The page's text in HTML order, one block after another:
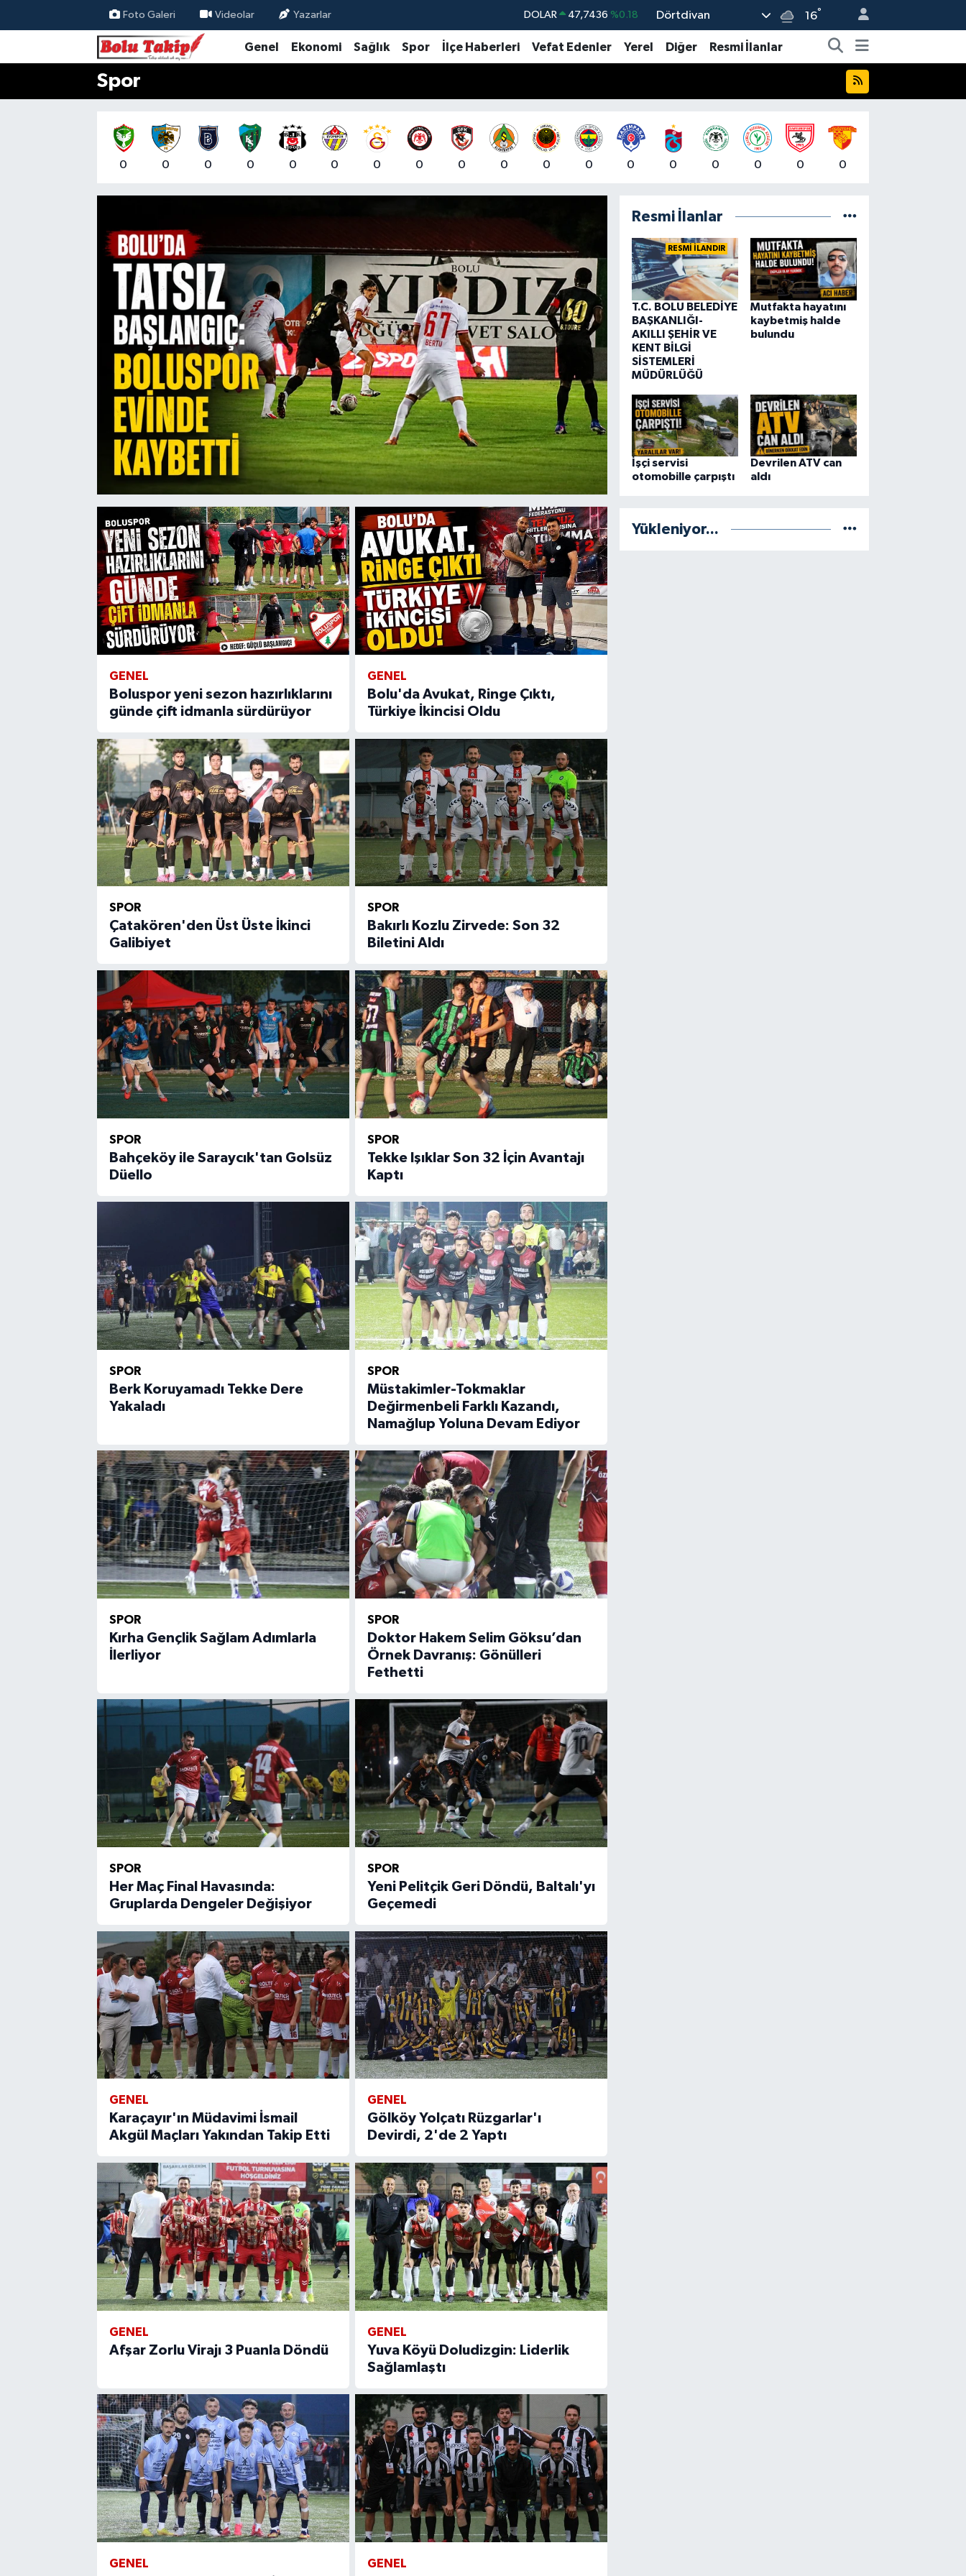
Foto Galeri Videolar Yazarlar DOLAR 47,7436 %0.18
EURO 55,2510 %0.32
STERLİN 64,4811 %0.38
BITCOIN 65.186,04 %0.22
Dörtdivan 16°
Genel Ekonomi Sağlık Spor İlçe Haberleri Vefat Edenler Yerel Diğer Resmi İlanlar
Spor
0 0 0 0 0 0 0 0 0 0 0 0 0 0 0 0 0 0
GENEL
Boluspor yeni sezon hazırlıklarını
günde çift idmanla sürdürüyor
GENEL
Bolu'da Avukat, Ringe Çıktı,
Türkiye İkincisi Oldu
SPOR
Çatakören'den Üst Üste İkinci
Galibiyet
SPOR
Bakırlı Kozlu Zirvede: Son 32
Biletini Aldı
SPOR
Bahçeköy ile Saraycık'tan Golsüz
Düello
SPOR
Tekke Işıklar Son 32 İçin Avantajı
Kaptı
SPOR
Berk Koruyamadı Tekke Dere
Yakaladı
SPOR
Müstakimler-Tokmaklar
Değirmenbeli Farklı Kazandı,
Namağlup Yoluna Devam Ediyor
SPOR
Kırha Gençlik Sağlam Adımlarla
İlerliyor
SPOR
Doktor Hakem Selim Göksu’dan
Örnek Davranış: Gönülleri
Fethetti
SPOR
Her Maç Final Havasında:
Gruplarda Dengeler Değişiyor
SPOR
Yeni Pelitçik Geri Döndü, Baltalı'yı
Geçemedi
GENEL
Karaçayır'ın Müdavimi İsmail
Akgül Maçları Yakından Takip Etti
GENEL
Gölköy Yolçatı Rüzgarlar'ı
Devirdi, 2'de 2 Yaptı
GENEL
Afşar Zorlu Virajı 3 Puanla Döndü
GENEL
Yuva Köyü Doludizgin: Liderlik
Sağlamlaştı
GENEL GENEL
Resmi İlanlar
RESMİ İLANDIR
T.C. BOLU BELEDİYE
BAŞKANLIĞI-
AKILLI ŞEHİR VE
KENT BİLGİ
SİSTEMLERİ
MÜDÜRLÜĞÜ
Mutfakta hayatını
kaybetmiş halde
bulundu
İşçi servisi
otomobille çarpıştı
Devrilen ATV can
aldı
Yükleniyor...